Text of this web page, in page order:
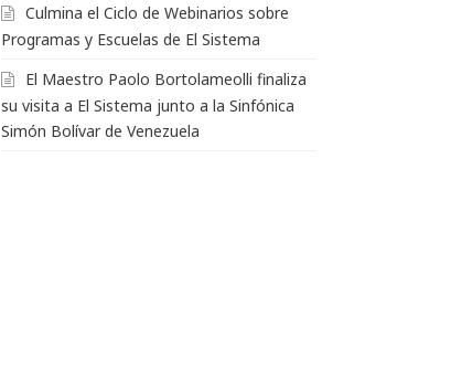
Culmina el Ciclo de Webinarios sobre
Programas y Escuelas de El Sistema
El Maestro Paolo Bortolameolli finaliza
su visita a El Sistema junto a la Sinfónica
Simón Bolívar de Venezuela